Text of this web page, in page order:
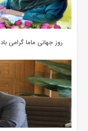
روز جهانی ماما گرامی باد